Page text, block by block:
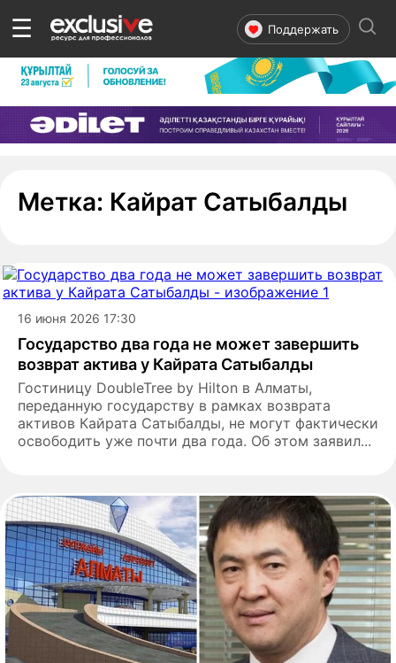
☰ Поддержать
Метка: Кайрат Сатыбалды
16 июня 2026 17:30
Государство два года не может завершить
возврат актива у Кайрата Сатыбалды
Гостиницу DoubleTree by Hilton в Алматы,
переданную государству в рамках возврата
активов Кайрата Сатыбалды, не могут фактически
освободить уже почти два года. Об этом заявил...